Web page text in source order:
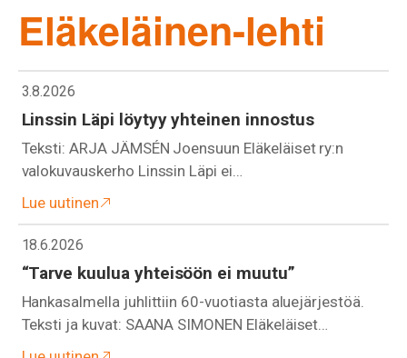
Eläkeläinen-lehti
3.8.2026
Linssin Läpi löytyy yhteinen innostus
Teksti: ARJA JÄMSÉN Joensuun Eläkeläiset ry:n
valokuvauskerho Linssin Läpi ei…
Lue uutinen
18.6.2026
“Tarve kuulua yhteisöön ei muutu”
Hankasalmella juhlittiin 60-vuotiasta aluejärjestöä.
Teksti ja kuvat: SAANA SIMONEN Eläkeläiset…